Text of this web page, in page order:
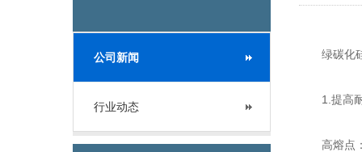
公司新闻
行业动态
绿碳化硅
1.提高
高熔点：